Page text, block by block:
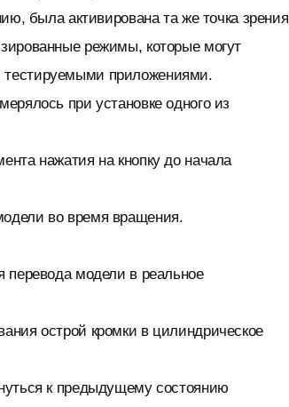
была активирована та же точка зрения
режимы, которые могут
тестируемыми приложениями.
при установке одного из
нажатия на кнопку до начала
во время вращения.
перевода модели в реальное
острой кромки в цилиндрическое
к предыдущему состоянию